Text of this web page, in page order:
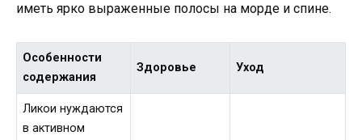
иметь ярко выраженные полосы на морде и спине.
Особенности
содержания
Здоровье Уход
Ликои нуждаются
в активном